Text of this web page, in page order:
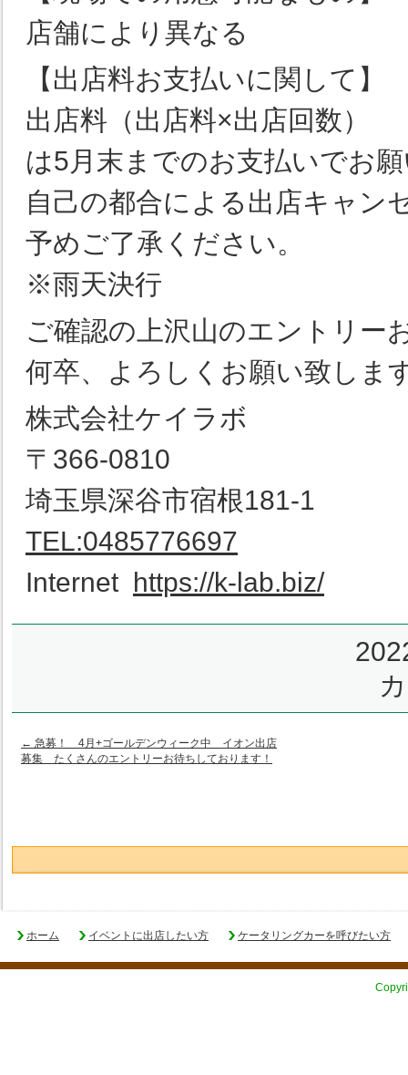
店舗により異なる
【出店料お支払いに関して】
出店料（出店料×出店回数）
は5月末までのお支払いでお
自己の都合による出店キャン
予めご了承ください。
※雨天決行
ご確認の上沢山のエントリー
何卒、よろしくお願い致しま
株式会社ケイラボ
〒366-0810
埼玉県深谷市宿根181-1
TEL:0485776697
Internet https://k-lab.biz/
← 急募！ 4月+ゴールデンウィーク中 イオン出店
募集 たくさんのエントリーお待ちしております！
ホーム イベントに出店したい方 ケータリングカーを呼びたい方